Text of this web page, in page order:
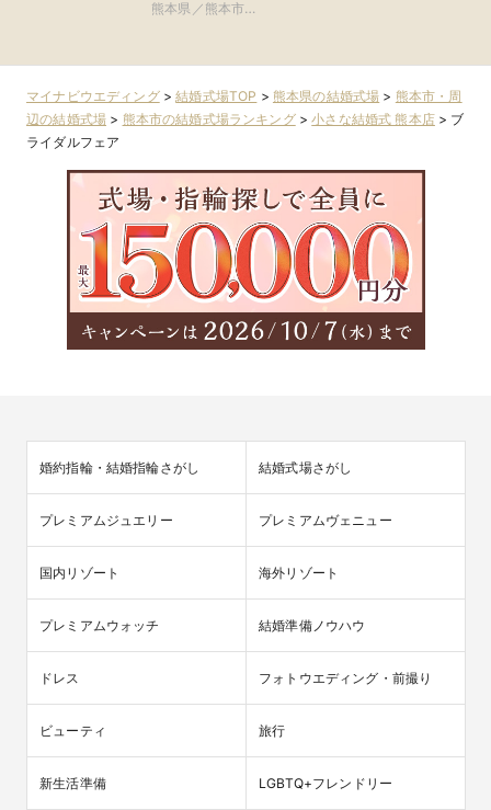
ワン・ステーショ
熊本県／熊本市・
マイナビウエディング>結婚式場TOP > 熊本県の結婚式場 > 熊本市・周
辺の結婚式場 > 熊本市の結婚式場ランキング>小さな結婚式 熊本店> ブ
ライダルフェア
婚約指輪・結婚指輪さがし 結婚式場さがし
プレミアムジュエリー プレミアムヴェニュー
国内リゾート 海外リゾート
プレミアムウォッチ 結婚準備ノウハウ
ドレス フォトウエディング・前撮り
ビューティ 旅行
新生活準備 LGBTQ+フレンドリー